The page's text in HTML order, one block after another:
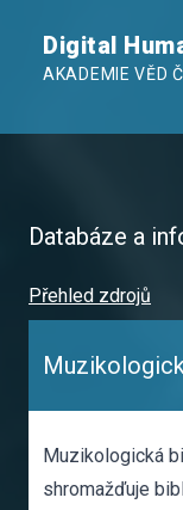
Digital
AKADEMIE VĚD
Databáze a
Přehled zdrojů
Muzikologická
shromažďuje